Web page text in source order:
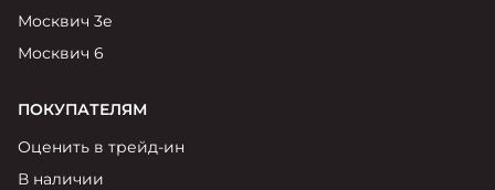
Москвич 3е
Москвич 6
ПОКУПАТЕЛЯМ
Оценить в трейд-ин
В наличии